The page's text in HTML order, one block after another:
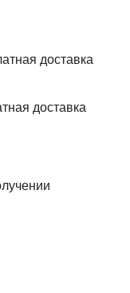
доставка
доставка